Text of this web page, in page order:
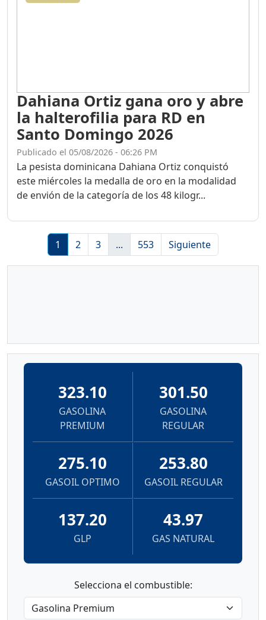
Dahiana Ortiz gana oro y abre
la halterofilia para RD en
Santo Domingo 2026
Publicado el 05/08/2026 - 06:26 PM
La pesista dominicana Dahiana Ortiz conquistó
este miércoles la medalla de oro en la modalidad
de envión de la categoría de los 48 kilogr...
1 2 3 ... 553 Siguiente
323.10
GASOLINA
PREMIUM
301.50
GASOLINA
REGULAR
275.10
GASOIL OPTIMO
253.80
GASOIL REGULAR
137.20
GLP
43.97
GAS NATURAL
Selecciona el combustible: